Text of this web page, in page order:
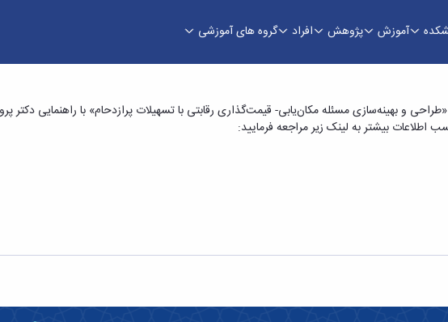
آموزش پژوهش افراد گروه های آموزشی
با عنوان «طراحی و بهینه‌سازی مسئله مکان‌یابی-
بیشتر به لینک زیر مراجعه فرمایید: